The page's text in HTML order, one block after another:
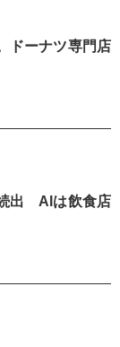
ドーナツ専門店
続出 AIは飲食店